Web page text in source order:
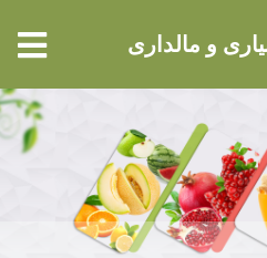
main
content
و مالداری